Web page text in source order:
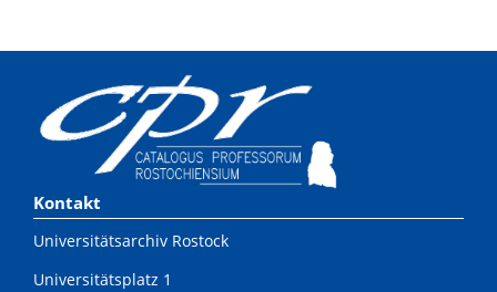
Kontakt
Universitätsarchiv Rostock
Universitätsplatz 1